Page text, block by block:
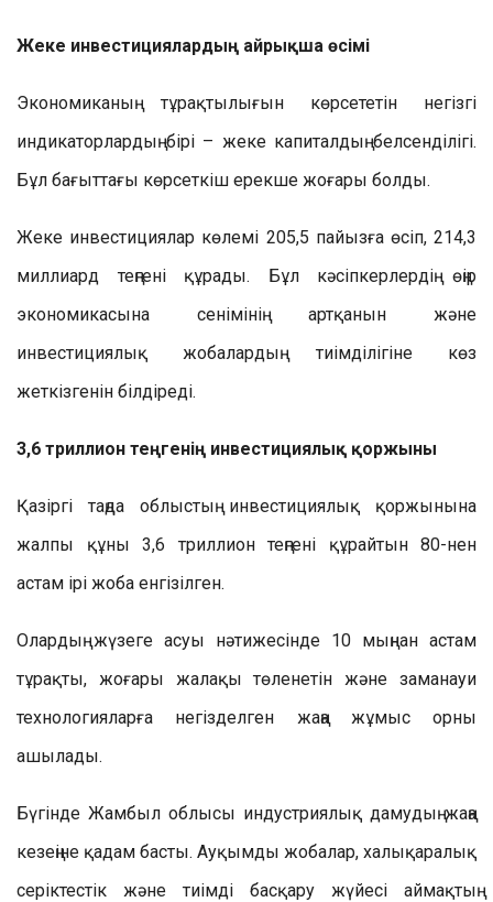
Жеке инвестициялардың айрықша өсімі
Экономиканың тұрақтылығын көрсететін негізгі
индикаторлардың бірі – жеке капиталдың белсенділігі.
Бұл бағыттағы көрсеткіш ерекше жоғары болды.
Жеке инвестициялар көлемі 205,5 пайызға өсіп, 214,3
миллиард теңгені құрады. Бұл кәсіпкерлердің өңір
экономикасына сенімінің артқанын және
инвестициялық жобалардың тиімділігіне көз
жеткізгенін білдіреді.
3,6 триллион теңгенің инвестициялық қоржыны
Қазіргі таңда облыстың инвестициялық қоржынына
жалпы құны 3,6 триллион теңгені құрайтын 80-нен
астам ірі жоба енгізілген.
Олардың жүзеге асуы нәтижесінде 10 мыңнан астам
тұрақты, жоғары жалақы төленетін және заманауи
технологияларға негізделген жаңа жұмыс орны
ашылады.
Бүгінде Жамбыл облысы индустриялық дамудың жаңа
кезеңіне қадам басты. Ауқымды жобалар, халықаралық
серіктестік және тиімді басқару жүйесі аймақтың